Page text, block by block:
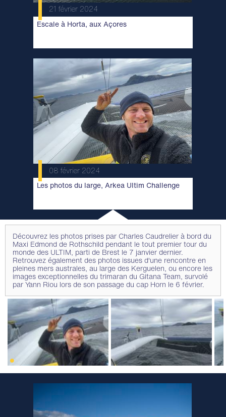
21 février 2024
Escale à Horta, aux Açores
08 février 2024
Les photos du large, Arkea Ultim Challenge
Découvrez les photos prises par Charles Caudrelier à bord du
Maxi Edmond de Rothschild pendant le tout premier tour du
monde des ULTIM, parti de Brest le 7 janvier dernier.
Retrouvez également des photos issues d'une rencontre en
pleines mers australes, au large des Kerguelen, ou encore les
images exceptionnelles du trimaran du Gitana Team, survolé
par Yann Riou lors de son passage du cap Horn le 6 février.